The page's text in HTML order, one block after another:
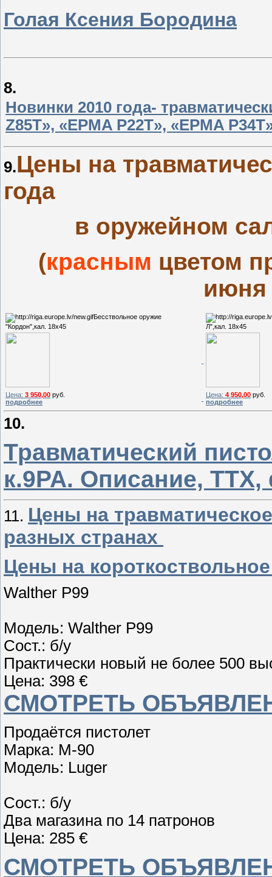
Голая Ксения Бородина
8.
Новинки 2010 года-
Z85Т», «EPMA P22T», «EPMA
9.Цены на
года
в оружейном
(красным цветом
июня
Бесствольное оружие
"Кордон",кал. 18х45
Л",кал. 18х45
Цена: 3 950,00 руб.
подробнее
Цена: 4 950,00 руб.
подробнее
10.
Травматический
к.9РА. Описание, ТТХ,
11. Цены на
разных странах
Цены на
Walther P99
Модель: Walther P99
Сост.: б/у
Практически новый не более 500
Цена: 398 €
СМОТРЕТЬ
Продаётся пистолет
Марка: M-90
Модель: Luger
Сост.: б/у
Два магазина по 14 патронов
Цена: 285 €
СМОТРЕТЬ